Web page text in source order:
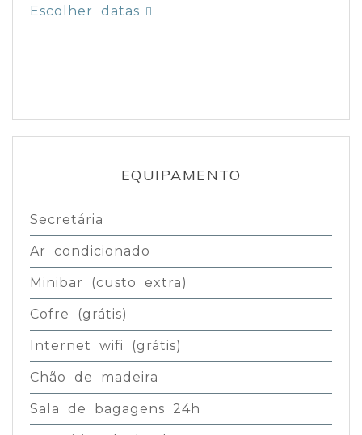
Escolher datas
EQUIPAMENTO
Secretária
Ar condicionado
Minibar (custo extra)
Cofre (grátis)
Internet wifi (grátis)
Chão de madeira
Sala de bagagens 24h